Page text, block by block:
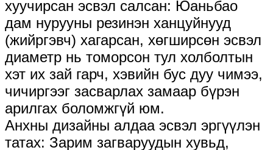
хуучирсан эсвэл салсан: Юаньбао
дам нурууны резинэн ханцуйнууд
(жийргэвч) хагарсан, хөгширсөн эсвэл
диаметр нь томорсон тул холболтын
хэт их зай гарч, хэвийн бус дуу чимээ,
чичиргээг засварлах замаар бүрэн
арилгах боломжгүй юм.
Анхны дизайны алдаа эсвэл эргүүлэн
татах: Зарим загваруудын хувьд,